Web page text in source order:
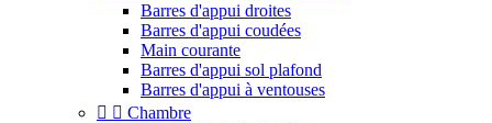
Barres d'appui droites
Barres d'appui coudées
Main courante
Barres d'appui sol plafond
Barres d'appui à ventouses
  Chambre